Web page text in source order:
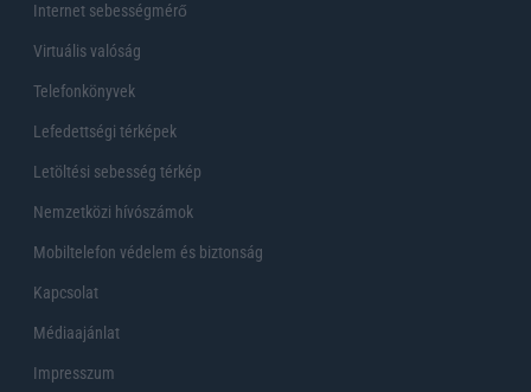
Internet sebességmérő
Virtuális valóság
Telefonkönyvek
Lefedettségi térképek
Letöltési sebesség térkép
Nemzetközi hívószámok
Mobiltelefon védelem és biztonság
Kapcsolat
Médiaajánlat
Impresszum